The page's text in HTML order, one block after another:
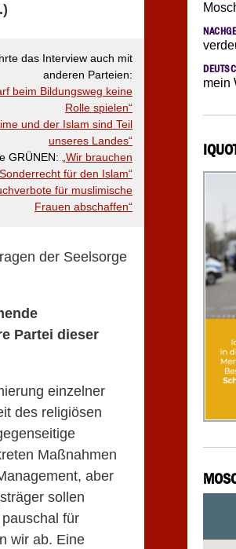
das Interview auch mit
anderen Parteien:
beim Bildungsweg keine
Rolle spielen“
und der Islam sind Teil
unseres Landes“
GRÜNEN:
„Wir brauchen
für den Islam“
für muslimische
Frauen abschaffen“
der Seelsorge
Partei dieser
einzelner
des religiösen
Maßnahmen
aber
sollen
für
wir ab. Eine
mein